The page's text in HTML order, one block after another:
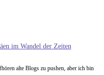
im Wandel der Zeiten
alte Blogs zu pushen, aber ich bin